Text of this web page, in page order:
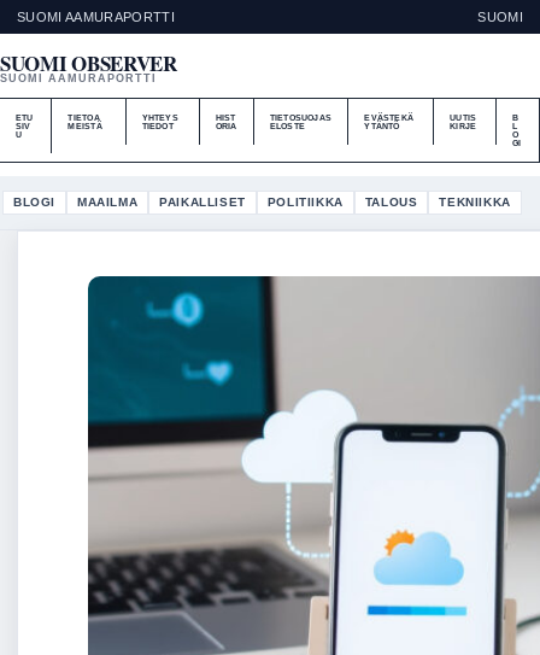
SUOMI AAMURAPORTTI SUOMI
SUOMI OBSERVER
SUOMI AAMURAPORTTI
ETU
SIV
U
TIETOA
MEISTÄ
YHTEYS
TIEDOT
HIST
ORIA
TIETOSUOJAS
ELOSTE
EVÄSTEKÄ
YTÄNTÖ
UUTIS
KIRJE
B
O
GI
BLOGI MAAILMA PAIKALLISET POLITIIKKA TALOUS TEKNIIKKA